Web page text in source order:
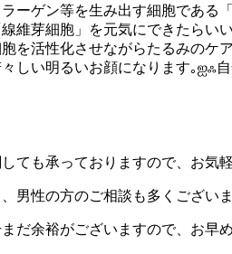
ーゲン等を生み出す細胞である
維芽細胞」を元気にできたらい
を活性化させながらたるみのケ
しい明るいお顔になります｡ஐஃ
ても承っておりますので、お気
男性の方のご相談も多くござい
だ余裕がございますので、お早